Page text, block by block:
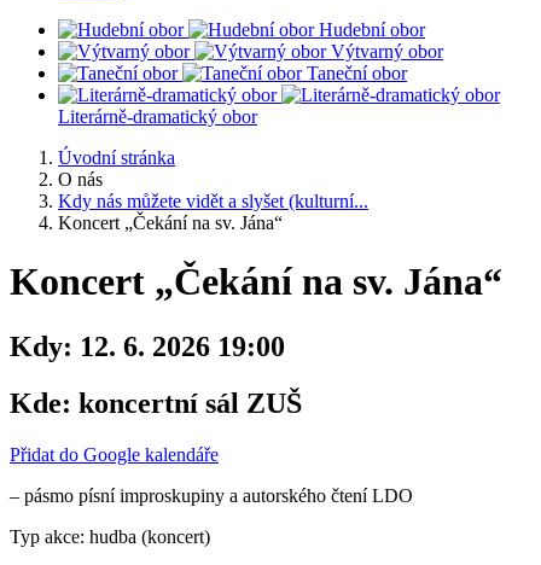
Hudební obor
Výtvarný obor
Taneční obor
Literárně-dramatický obor
Úvodní stránka
O nás
Kdy nás můžete vidět a slyšet (kulturní...
Koncert „Čekání na sv. Jána“
Koncert „Čekání na sv. Jána“
Kdy: 12. 6. 2026 19:00
Kde: koncertní sál ZUŠ
Přidat do Google kalendáře
– pásmo písní improskupiny a autorského čtení LDO
Typ akce: hudba (koncert)